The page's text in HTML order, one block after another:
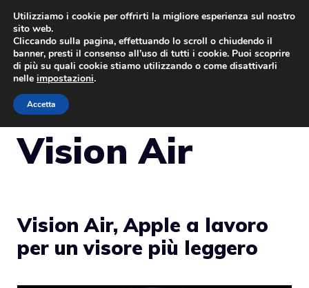
Vai
contenuto
Vision Air
Vision Air, Apple a lavoro
per un visore più leggero
Utilizziamo i cookie per offrirti la migliore esperienza sul nostro
sito web.
Cliccando sulla pagina, effettuando lo scroll o chiudendo il
banner, presti il consenso all’uso di tutti i cookie. Puoi scoprire
di più su quali cookie stiamo utilizzando o come disattivarli
nelle impostazioni.
Accetta